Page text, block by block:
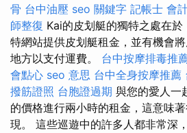
骨 台中油壓 seo 關鍵字 記帳士 會
師整復 Kai的皮划艇的獨特之處在
特網站提供皮划艇租金，並有機會
地方以支付運費。 台中按摩排毒推
會點心 seo 意思 台中全身按摩推薦
撥筋證照 台胞證過期 與您的愛人一
的價格進行兩小時的租金，這意味
現。 這些巡遊中的許多人都非常深